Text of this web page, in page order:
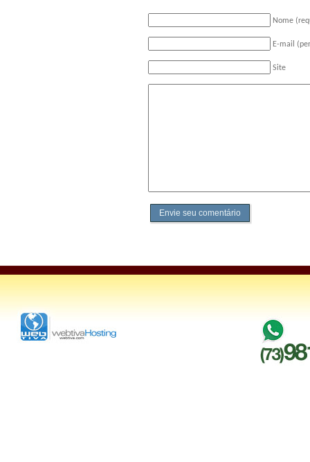
Nome
E-mail
Site
Envie seu comentário